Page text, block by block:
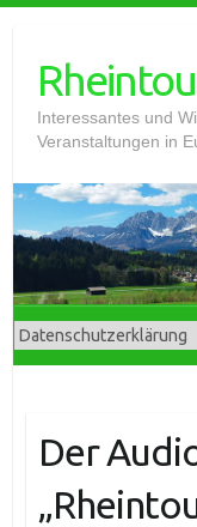
content
Interessantes und
Veranstaltungen in
Der